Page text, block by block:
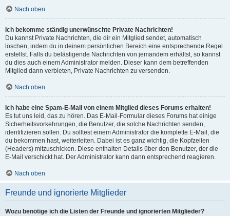
Nach oben
Ich bekomme ständig unerwünschte Private Nachrichten!
Du kannst Private Nachrichten, die dir ein Mitglied sendet, automatisch
löschen, indem du in deinem persönlichen Bereich eine entsprechende Regel
erstellst. Falls du belästigende Nachrichten von jemandem erhältst, so kannst
du dies auch einem Administrator melden. Dieser kann dem betreffenden
Mitglied dann verbieten, Private Nachrichten zu versenden.
Nach oben
Ich habe eine Spam-E-Mail von einem Mitglied dieses Forums erhalten!
Es tut uns leid, das zu hören. Das E-Mail-Formular dieses Forums hat einige
Sicherheitsvorkehrungen, die Benutzer, die solche Nachrichten senden,
identifizieren sollen. Du solltest einem Administrator die komplette E-Mail, die
du bekommen hast, weiterleiten. Dabei ist es ganz wichtig, die Kopfzeilen
(Headers) mitzuschicken. Diese enthalten Details über den Benutzer, der die
E-Mail verschickt hat. Der Administrator kann dann entsprechend reagieren.
Nach oben
Freunde und ignorierte Mitglieder
Wozu benötige ich die Listen der Freunde und ignorierten Mitglieder?